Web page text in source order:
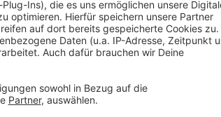
besser in der Abwehr und
in gute Abschlusspositionen zu
dank doppelter Überzahl – bis auf ein
den etwas stärkeren Eindruck hinterließ
in der zweiten Halbzeit gehörten